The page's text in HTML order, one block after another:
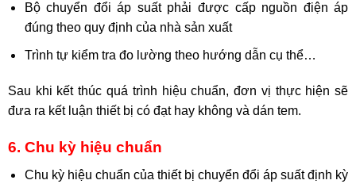
Bộ chuyển đổi áp suất phải được cấp nguồn điện áp
đúng theo quy định của nhà sản xuất
Trình tự kiểm tra đo lường theo hướng dẫn cụ thể…
Sau khi kết thúc quá trình hiệu chuẩn, đơn vị thực hiện sẽ
đưa ra kết luận thiết bị có đạt hay không và dán tem.
6. Chu kỳ hiệu chuẩn
Chu kỳ hiệu chuẩn của thiết bị chuyển đổi áp suất định kỳ